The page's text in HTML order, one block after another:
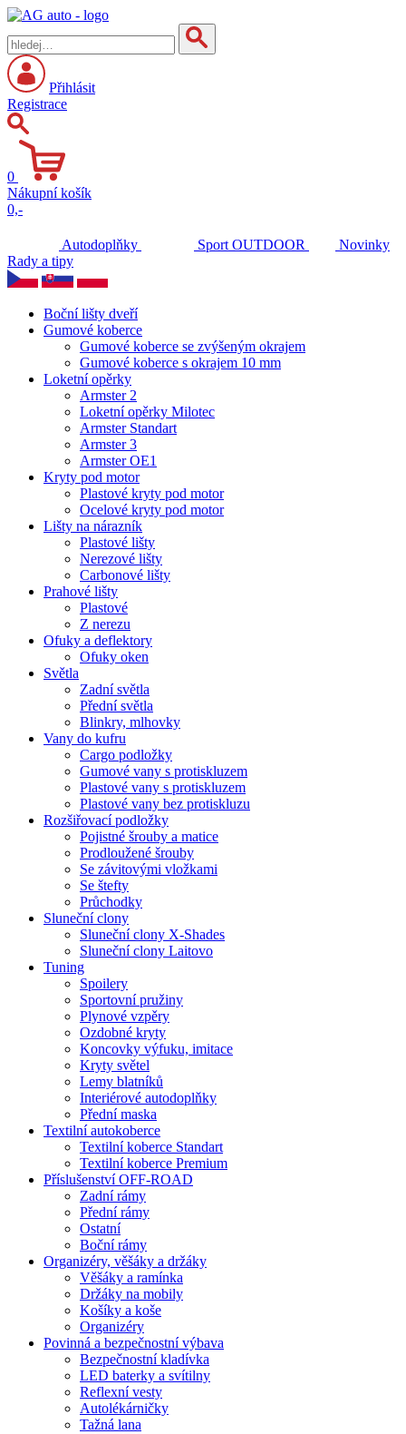
Přihlásit
Registrace
0
Nákupní košík
0,-
Autodoplňky Sport OUTDOOR
Novinky
Rady a tipy
Boční lišty dveří
Gumové koberce
Gumové koberce se zvýšeným okrajem
Gumové koberce s okrajem 10 mm
Loketní opěrky
Armster 2
Loketní opěrky Milotec
Armster Standart
Armster 3
Armster OE1
Kryty pod motor
Plastové kryty pod motor
Ocelové kryty pod motor
Lišty na nárazník
Plastové lišty
Nerezové lišty
Carbonové lišty
Prahové lišty
Plastové
Z nerezu
Ofuky a deflektory
Ofuky oken
Světla
Zadní světla
Přední světla
Blinkry, mlhovky
Vany do kufru
Cargo podložky
Gumové vany s protiskluzem
Plastové vany s protiskluzem
Plastové vany bez protiskluzu
Rozšiřovací podložky
Pojistné šrouby a matice
Prodloužené šrouby
Se závitovými vložkami
Se štefty
Průchodky
Sluneční clony
Sluneční clony X-Shades
Sluneční clony Laitovo
Tuning
Spoilery
Sportovní pružiny
Plynové vzpěry
Ozdobné kryty
Koncovky výfuku, imitace
Kryty světel
Lemy blatníků
Interiérové autodoplňky
Přední maska
Textilní autokoberce
Textilní koberce Standart
Textilní koberce Premium
Příslušenství OFF-ROAD
Zadní rámy
Přední rámy
Ostatní
Boční rámy
Organizéry, věšáky a držáky
Věšáky a ramínka
Držáky na mobily
Košíky a koše
Organizéry
Povinná a bezpečnostní výbava
Bezpečnostní kladívka
LED baterky a svítilny
Reflexní vesty
Autolékárničky
Tažná lana